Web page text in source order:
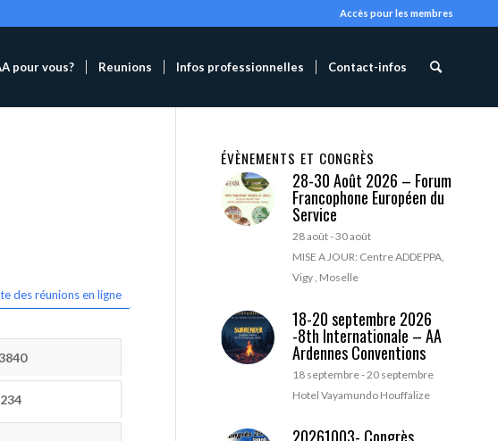
Accès pour les membres
pour vous? Reunions Infos professionnelles Contact-infos
des réunions en ligne
ÉVÈNEMENTS ET CONGRÈS
28-30 Août 2026 – Forum
Francophone Européen du
Service
28 août-30 août
MISE A JOUR: Centre ADDEPPA,
Vigy , Moselle
18-20 septembre 2026
-8th Internationale – AA
Ardennes Conventions
18 septembre-20 septembre
Hotel Vayamundo Houffalize